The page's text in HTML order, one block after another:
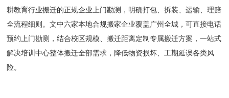
耕教育行业搬迁的正规企业上门勘测，明确打包、拆装、运输、理赔
全流程细则。文中六家本地合规搬家企业覆盖广州全城，可直接电话
预约上门勘测，结合校区规模、搬迁距离定制专属搬迁方案，一站式
解决培训中心整体搬迁全部需求，降低物资损坏、工期延误各类风
险。